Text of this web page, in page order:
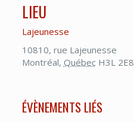
LIEU
Lajeunesse
10810, rue Lajeunesse
Montréal, Québec H3L 2E8
ÉVÈNEMENTS LIÉS